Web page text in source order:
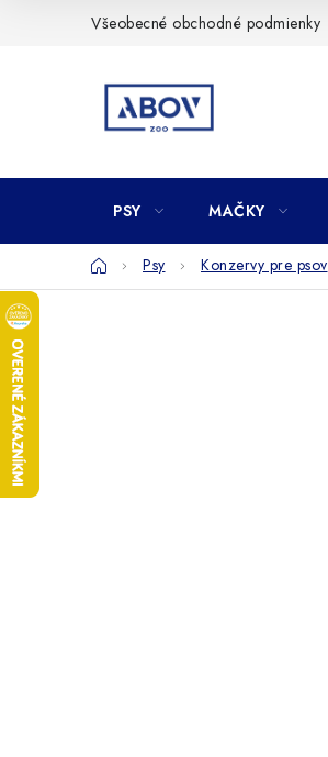
Všeobecné obchodné podmienky
PSY MAČKY
DomovPsy Konzervy pre psov